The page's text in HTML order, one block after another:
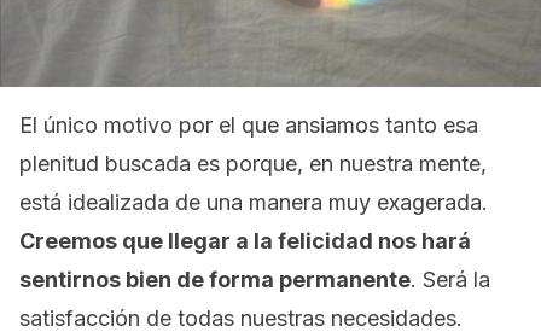
El único motivo por el que ansiamos tanto esa
plenitud buscada es porque, en nuestra mente,
está idealizada de una manera muy exagerada.
Creemos que llegar a la felicidad nos hará
sentirnos bien de forma permanente. Será la
satisfacción de todas nuestras necesidades.